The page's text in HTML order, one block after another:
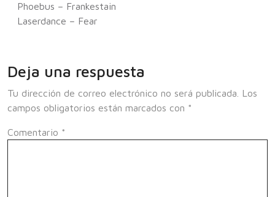
Phoebus – Frankestain
Laserdance – Fear
Deja una respuesta
Tu dirección de correo electrónico no será publicada.
Los
campos obligatorios están marcados con *
Comentario *